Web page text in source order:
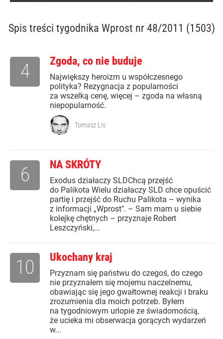
Spis treści tygodnika Wprost nr 48/2011 (1503)
Zgoda, co nie buduje
Największy heroizm u współczesnego
polityka? Rezygnacja z popularności
za wszelką cenę, więcej – zgoda na własną
niepopularność.
4
Tomasz Lis
NA SKRÓTY
Exodus działaczy SLDChcą przejść
do Palikota Wielu działaczy SLD chce opuścić
partię i przejść do Ruchu Palikota – wynika
z informacji „Wprost". – Sam mam u siebie
kolejkę chętnych – przyznaje Robert
Leszczyński,...
6
Ukochany kraj
Przyznam się państwu do czegoś, do czego
nie przyznałem się mojemu naczelnemu,
obawiając się jego gwałtownej reakcji i braku
zrozumienia dla moich potrzeb. Byłem
na tygodniowym urlopie ze świadomością,
że ucieka mi obserwacja gorących wydarzeń
w...
10